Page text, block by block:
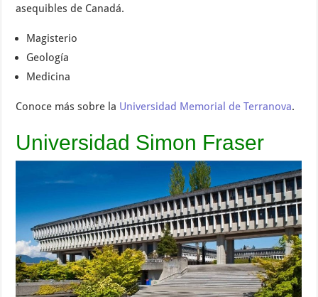
asequibles de Canadá.
Magisterio
Geología
Medicina
Conoce más sobre la Universidad Memorial de Terranova.
Universidad Simon Fraser